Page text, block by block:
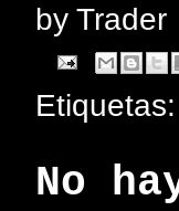
by Trader
Etiquetas:
No